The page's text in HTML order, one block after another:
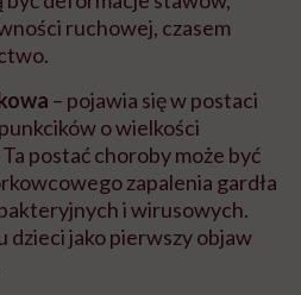
ruchowej, czasem
– pojawia się w postaci
o wielkości
postać choroby może być
zapalenia gardła
i wirusowych.
dzieci jako pierwszy objaw